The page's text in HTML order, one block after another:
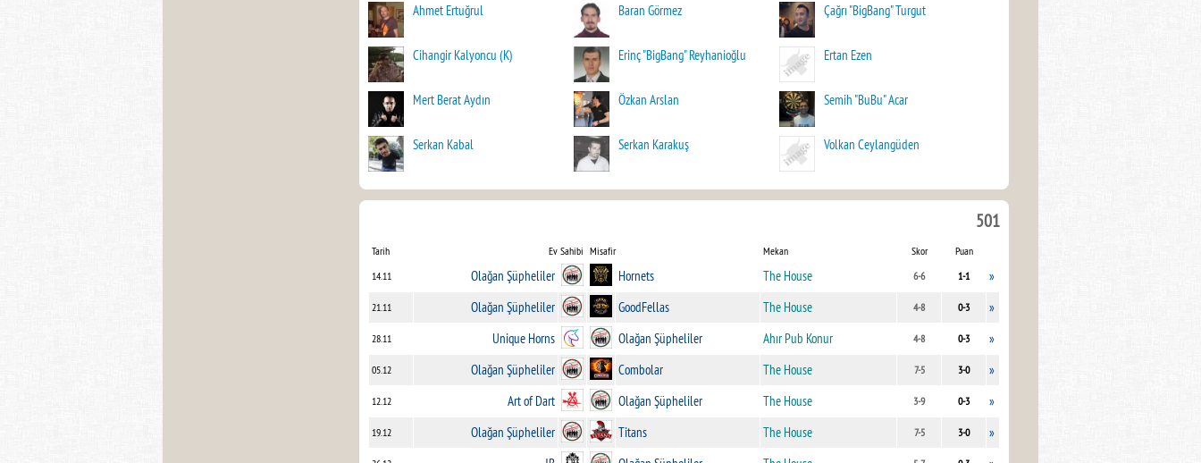
Ahmet Ertuğrul Baran Görmez Çağrı "BigBang" Turgut
Cihangir Kalyoncu (K) Erinç "BigBang" Reyhanioğlu Ertan Ezen
Mert Berat Aydın Özkan Arslan Semih "BuBu" Acar
Serkan Kabal Serkan Karakuş Volkan Ceylangüden
501
Tarih Ev Sahibi Misafir Mekan Skor
Puan
14.11
Olağan Şüpheliler Hornets The House 6-6 1-1 »
21.11 Olağan Şüpheliler GoodFellas The House 4-8 0-3 »
28.11 Unique Horns Olağan Şüpheliler Ahır Pub Konur 4-8 0-3 »
05.12 Olağan Şüpheliler Combolar The House 7-5 3-0 »
12.12 Art of Dart Olağan Şüpheliler The House 3-9 0-3 »
19.12 Olağan Şüpheliler Titans The House 7-5 3-0 »